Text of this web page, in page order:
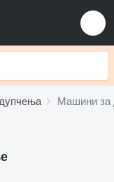
Машини за